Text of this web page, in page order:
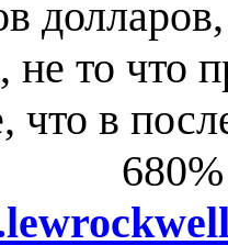
не то что
что в